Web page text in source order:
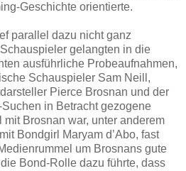
Geschichte orientierte.
parallel dazu nicht ganz
gelangten in die
ausführliche Probeaufnahmen,
Schauspieler Sam Neill,
Pierce Brosnan und der
in Betracht gezogene
Brosnan war, unter anderem
Bondgirl Maryam d’Abo, fast
um Brosnans gute
Bond-Rolle dazu führte, dass